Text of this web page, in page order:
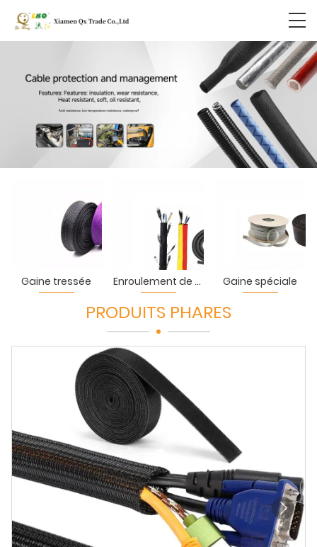
Gaine tressée Enroulement de câble divisé Gaine spéciale
PRODUITS PHARES